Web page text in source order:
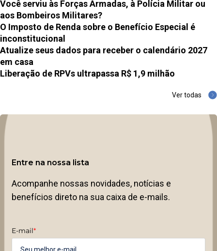
Você serviu às Forças Armadas, à Polícia Militar ou
aos Bombeiros Militares?
O Imposto de Renda sobre o Benefício Especial é
inconstitucional
Atualize seus dados para receber o calendário 2027
em casa
Liberação de RPVs ultrapassa R$ 1,9 milhão
Ver todas
Entre na nossa lista
Acompanhe nossas novidades, notícias e
benefícios direto na sua caixa de e-mails.
E-mail*